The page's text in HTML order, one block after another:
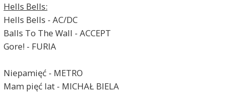
Hells Bells:
Hells Bells - AC/DC
Balls To The Wall - ACCEPT
Gore! - FURIA
Niepamięć - METRO
Mam pięć lat - MICHAŁ BIELA